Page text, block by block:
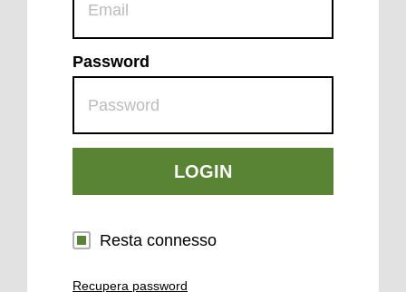
Password
LOGIN
Resta connesso
Recupera password